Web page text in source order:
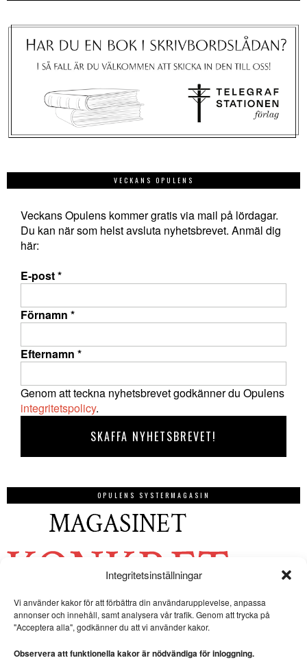
Integritetsinställningar
Vi använder kakor för att förbättra din användarupplevelse, anpassa
annonser och innehåll, samt analysera vår trafik. Genom att trycka på
"Acceptera alla", godkänner du att vi använder kakor.
Observera att funktionella kakor är nödvändiga för inloggning.
VECKANS OPULENS
Veckans Opulens kommer gratis via mail på lördagar.
Du kan när som helst avsluta nyhetsbrevet. Anmäl dig
här:
E-post*
Förnamn *
Efternamn *
Genom att teckna nyhetsbrevet godkänner du Opulens
integritetspolicy.
OPULENS SYSTERMAGASIN